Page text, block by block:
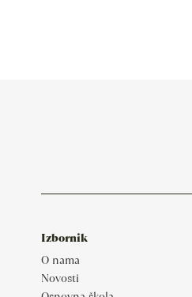
Izbornik
O nama
Novosti